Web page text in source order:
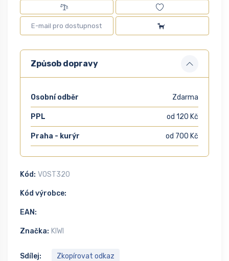
Způsob dopravy
Osobní odběr Zdarma
PPL od 120 Kč
Praha - kurýr od 700 Kč
Kód: VOST320
Kód výrobce:
EAN:
Značka: KIWI
Sdílej: Zkopírovat odkaz